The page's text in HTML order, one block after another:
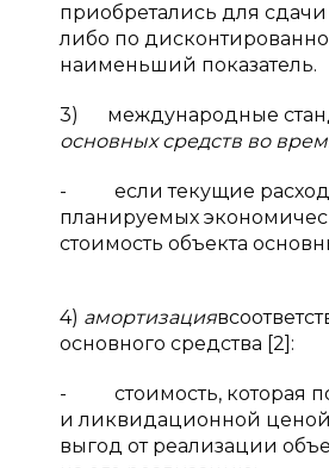
приобретались для
либо по
наименьший показатель.
3) международные
основных средств во
- если текущие расходы,
планируемых
стоимость объекта
4) амортизация
основного средства [2]:
- стоимость, которая
и ликвидационной ценой
выгод от реализации